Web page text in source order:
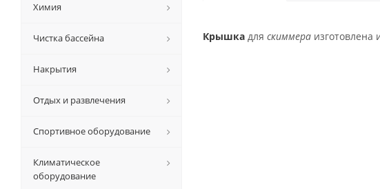
Крышка для скиммера изготовлена
Химия
Чистка бассейна
Накрытия
Отдых и развлечения
Спортивное оборудование
Климатическое
оборудование